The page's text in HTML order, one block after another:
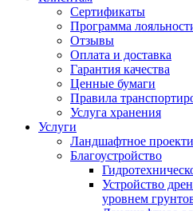
Сертификаты
Программа
Отзывы
Оплата и доставка
Гарантия качества
Ценные бумаги
Правила
Услуга хранения
Услуги
Ландшафтное
Благоустройство
Устройство
уровнем